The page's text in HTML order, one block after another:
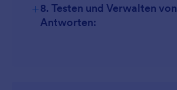
+8. Testen und Verwalten von
Antworten: